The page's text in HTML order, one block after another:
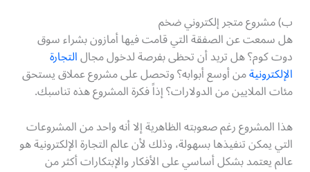
ب) مشروع متجر إلكتروني ضخم
هل سمعت عن الصفقة التي قامت فيها أمازون بشراء سوق
دوت كوم؟ هل تريد أن تحظى بفرصة لدخول مجالالتجارة
الإلكترونيةمن أوسع أبوابه؟ وتحصل على مشروع عملاق يستحق
مئات الملايين من الدولارات؟ إذاً فكرة المشروع هذه تناسبك.
هذا المشروع رغم صعوبته الظاهرية إلا أنه واحد من المشروعات
التي يمكن تنفيذها بسهولة، وذلك لأن عالم التجارة الإلكترونية هو
عالم يعتمد بشكل أساسي على الأفكار والإبتكارات أكثر من